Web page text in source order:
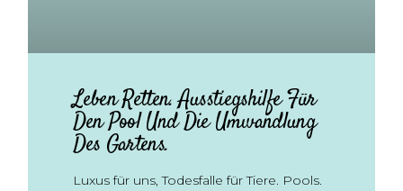
Leben Retten. Ausstiegshilfe Für
Den Pool Und Die Umwandlung
Des Gartens.
Luxus für uns, Todesfalle für Tiere. Pools.